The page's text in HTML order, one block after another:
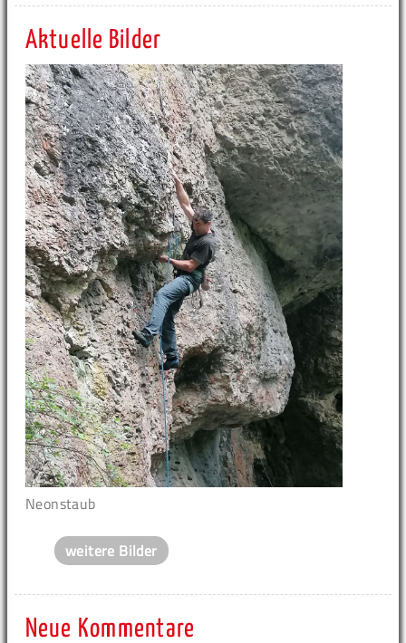
Aktuelle Bilder
Neonstaub
weitere Bilder
Neue Kommentare